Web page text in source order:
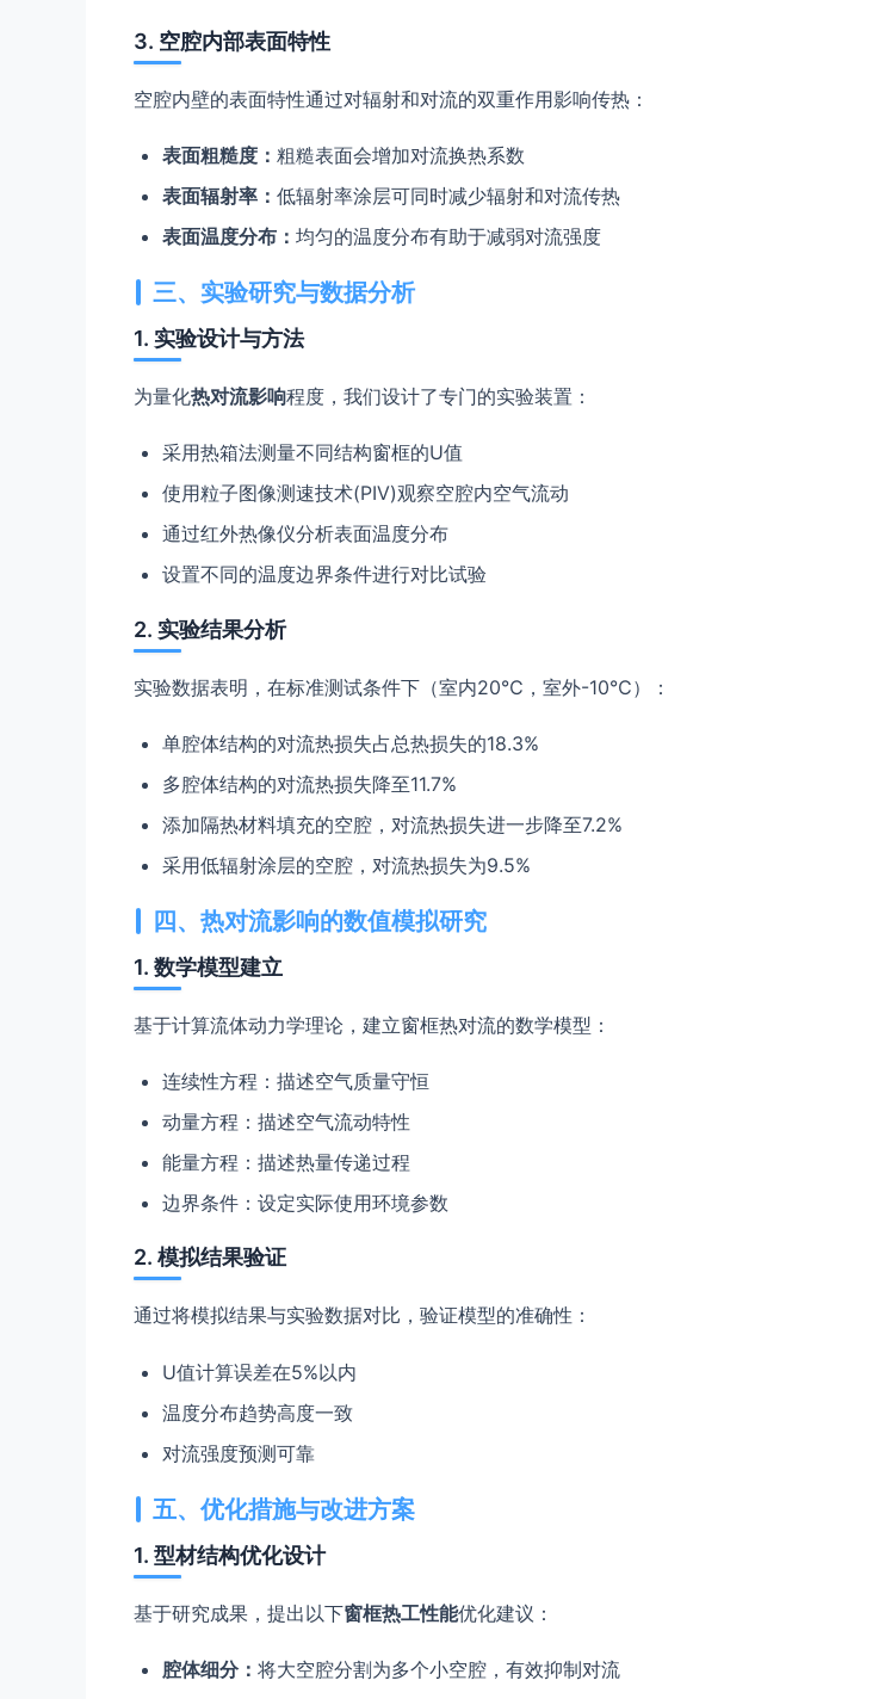
3. 空腔内部表面特性
空腔内壁的表面特性通过对辐射和对流的双重作用影响传热：
表面粗糙度： 粗糙表面会增加对流换热系数
表面辐射率： 低辐射率涂层可同时减少辐射和对流传热
表面温度分布： 均匀的温度分布有助于减弱对流强度
三、实验研究与数据分析
1. 实验设计与方法
为量化热对流影响程度，我们设计了专门的实验装置：
采用热箱法测量不同结构窗框的U值
使用粒子图像测速技术(PIV)观察空腔内空气流动
通过红外热像仪分析表面温度分布
设置不同的温度边界条件进行对比试验
2. 实验结果分析
实验数据表明，在标准测试条件下（室内20℃，室外-10℃）：
单腔体结构的对流热损失占总热损失的18.3%
多腔体结构的对流热损失降至11.7%
添加隔热材料填充的空腔，对流热损失进一步降至7.2%
采用低辐射涂层的空腔，对流热损失为9.5%
四、热对流影响的数值模拟研究
1. 数学模型建立
基于计算流体动力学理论，建立窗框热对流的数学模型：
连续性方程：描述空气质量守恒
动量方程：描述空气流动特性
能量方程：描述热量传递过程
边界条件：设定实际使用环境参数
2. 模拟结果验证
通过将模拟结果与实验数据对比，验证模型的准确性：
U值计算误差在5%以内
温度分布趋势高度一致
对流强度预测可靠
五、优化措施与改进方案
1. 型材结构优化设计
基于研究成果，提出以下窗框热工性能优化建议：
腔体细分： 将大空腔分割为多个小空腔，有效抑制对流